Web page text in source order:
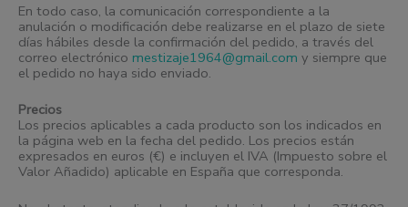
En todo caso, la comunicación correspondiente a la
anulación o modificación debe realizarse en el plazo de siete
días hábiles desde la confirmación del pedido, a través del
correo electrónico mestizaje1964@gmail.com y siempre que
el pedido no haya sido enviado.
Precios
Los precios aplicables a cada producto son los indicados en
la página web en la fecha del pedido. Los precios están
expresados en euros (€) e incluyen el IVA (Impuesto sobre el
Valor Añadido) aplicable en España que corresponda.